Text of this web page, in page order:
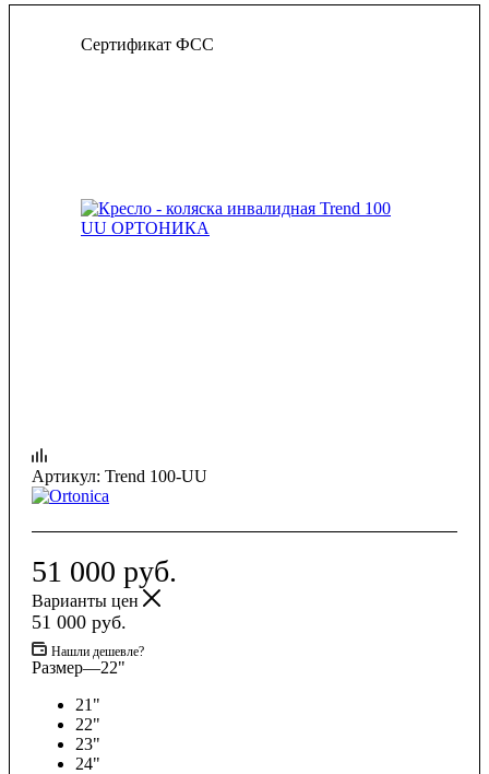
Сертификат ФСС
Артикул: Trend 100-UU
51 000 руб.
Варианты цен
51 000 руб.
Нашли дешевле?
Размер—22"
21"
22"
23"
24"